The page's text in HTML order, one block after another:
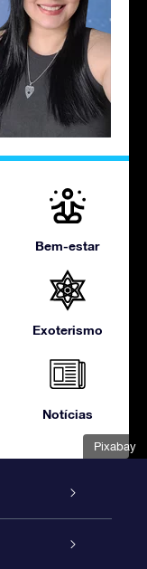
Pixabay
Bem-estar
Exoterismo
Notícias